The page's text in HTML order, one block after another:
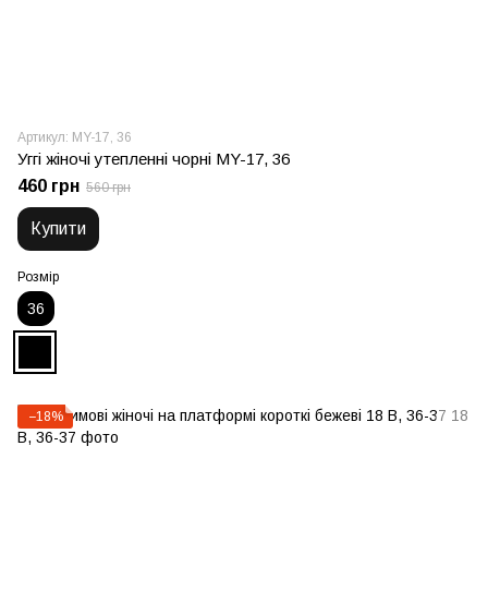
Артикул: MY-17, 36
Уггі жіночі утепленні чорні MY-17, 36
460 грн 560 грн
Купити
Розмір
36
−18%